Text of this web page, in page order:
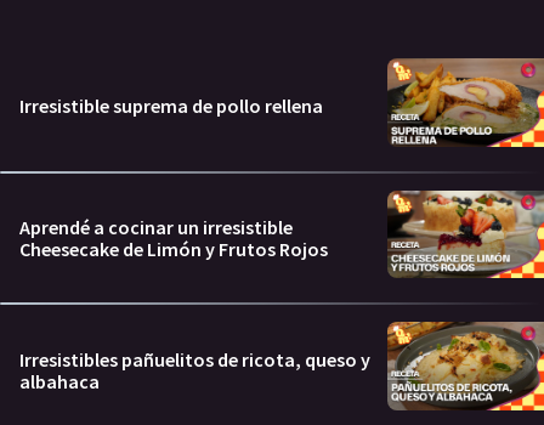
Irresistible suprema de pollo rellena
Aprendé a cocinar un irresistible
Cheesecake de Limón y Frutos Rojos
Irresistibles pañuelitos de ricota, queso y
albahaca